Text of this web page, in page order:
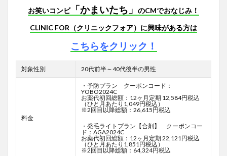
お笑いコンビ「かまいたち」 のCMでおなじみ！
CLINIC FOR（クリニックフォア）に興味がある方は
こちらをクリック！
対象性別 20代前半～40代後半の男性
料金
・予防プラン クーポンコード：
YOBO2024C
お薬代初回総額：12ヶ月定期 12,584円税込
（ひと月あたり1,049円税込）
※2回目以降総額：26,615円税込
・発毛ライトプラン【合剤】 クーポンコー
ド：AGA2024C
お薬代初回総額：12ヶ月定期 22,121円税込
（ひと月あたり1,851円税込）
※2回目以降総額：64,324円税込